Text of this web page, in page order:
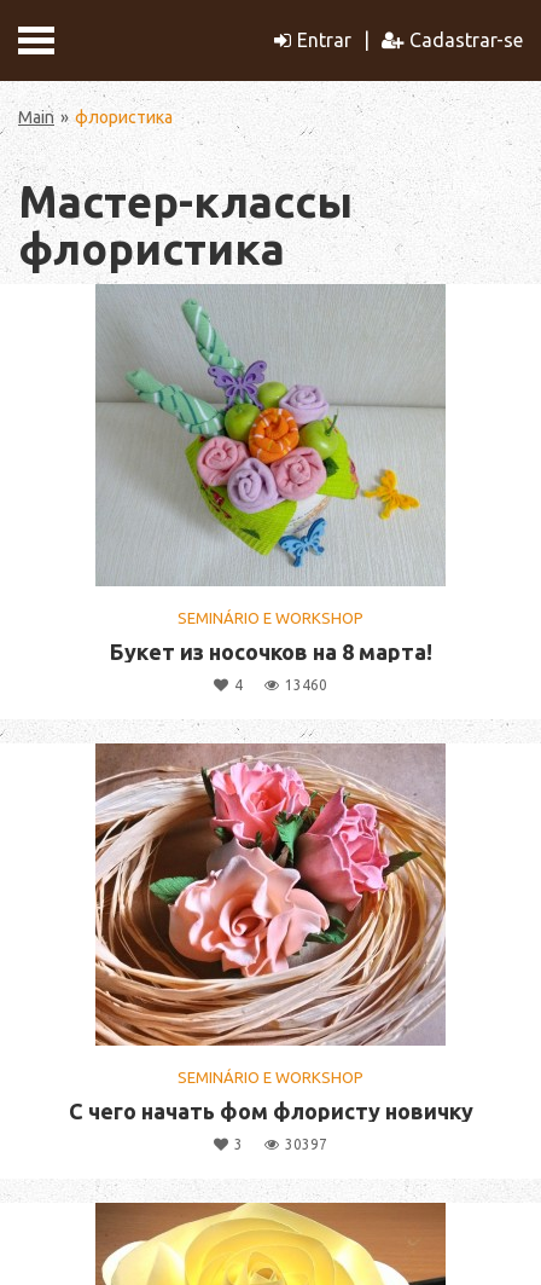
Entrar Cadastrar-se
Main флористика
Мастер-классы
флористика
SEMINÁRIO E WORKSHOP
Букет из носочков на 8 марта!
4 13460
SEMINÁRIO E WORKSHOP
С чего начать фом флористу новичку
3 30397